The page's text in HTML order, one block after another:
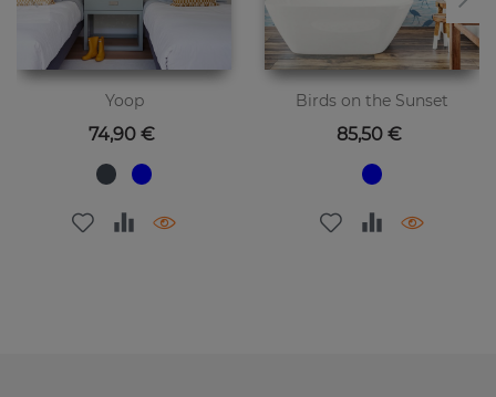
Yoop
Цена
74,90 €
Birds on the Sunset
Цена
85,50 €